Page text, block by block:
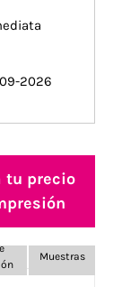
2026
tu precio
Muestras